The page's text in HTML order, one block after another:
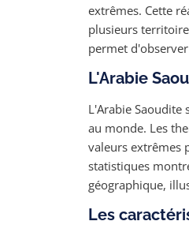
extrêmes. Cette
plusieurs
permet
L'Arabie
L'Arabie
au monde. Les
valeurs extrêmes
statistiques
géographique,
Les